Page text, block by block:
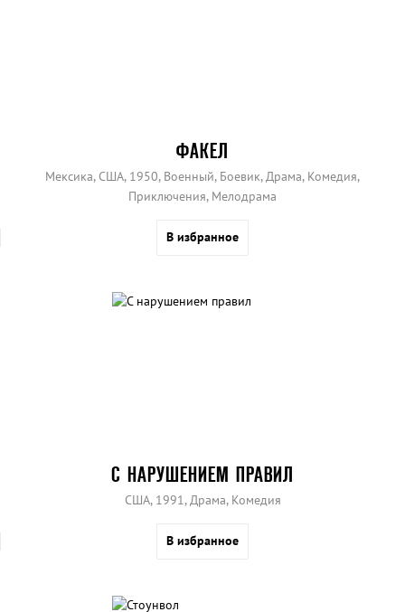
ФАКЕЛ
Мексика, США, 1950, Военный, Боевик, Драма, Комедия,
Приключения, Мелодрама
В избранное
С НАРУШЕНИЕМ ПРАВИЛ
США, 1991, Драма, Комедия
В избранное